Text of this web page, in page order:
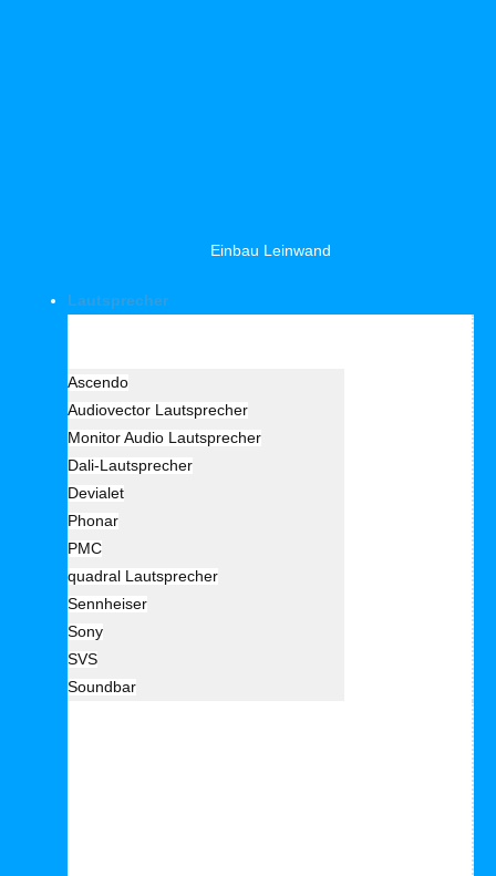
Einbau Leinwand
Lautsprecher
Ascendo
Audiovector Lautsprecher
Monitor Audio Lautsprecher
Dali-Lautsprecher
Devialet
Phonar
PMC
quadral Lautsprecher
Sennheiser
Sony
SVS
Soundbar